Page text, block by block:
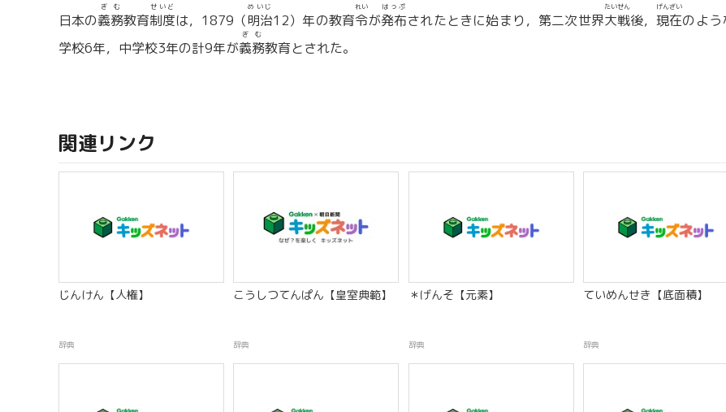
日本の義務
ぎむ
教育制度
せいど
は，1879（明治
めいじ
12）年の教育令
れい
が発布
はっぷ
されたときに始まり，第二次世界大戦
たいせん
後， 現在
げんざい
のよう
学校6年，中学校3年の計9年が義務
ぎむ
教育とされた。
関連リンク
じんけん【人権】
辞典
こうしつてんぱん【皇室典範】
辞典
＊げんそ【元素】
辞典
ていめんせき【底面積】
辞典